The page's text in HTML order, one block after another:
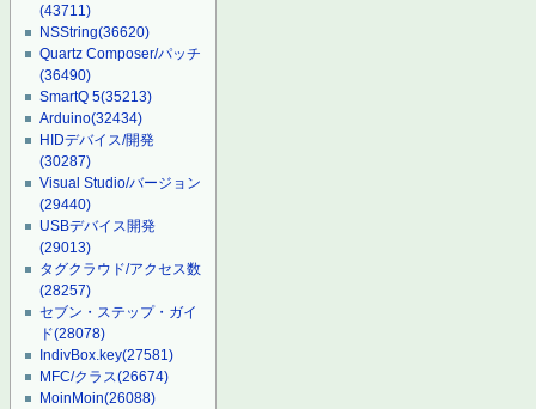
(43711)
NSString(36620)
Quartz Composer/パッチ
(36490)
SmartQ 5(35213)
Arduino(32434)
HIDデバイス/開発
(30287)
Visual Studio/バージョン
(29440)
USBデバイス開発
(29013)
タグクラウド/アクセス数
(28257)
セブン・ステップ・ガイ
ド(28078)
IndivBox.key(27581)
MFC/クラス(26674)
MoinMoin(26088)